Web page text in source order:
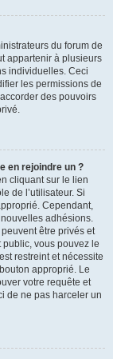
du forum de
appartenir à plusieurs
individuelles. Ceci
les permissions de
des pouvoirs
en rejoindre un ?
cliquant sur le lien
de l’utilisateur. Si
Cependant,
adhésions.
être privés et
public, vous pouvez le
restreint et nécessite
approprié. Le
votre requête et
de ne pas harceler un